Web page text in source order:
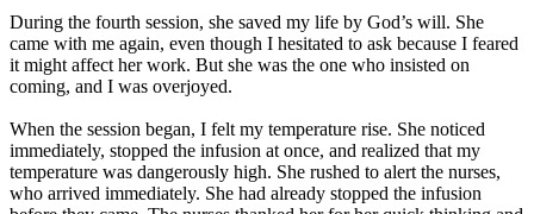
During the fourth session, she saved my life by God’s will. She
came with me again, even though I hesitated to ask because I feared
it might affect her work. But she was the one who insisted on
coming, and I was overjoyed.
When the session began, I felt my temperature rise. She noticed
immediately, stopped the infusion at once, and realized that my
temperature was dangerously high. She rushed to alert the nurses,
who arrived immediately. She had already stopped the infusion